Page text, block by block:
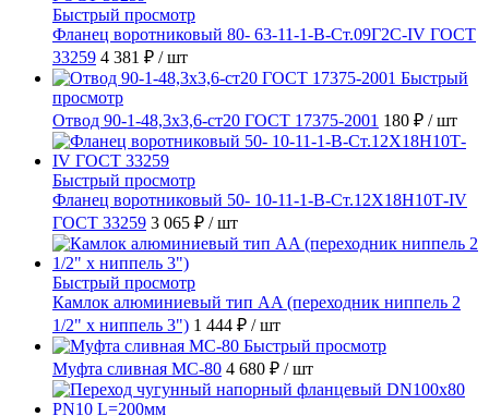
Быстрый просмотр
Фланец воротниковый 80- 63-11-1-B-Ст.09Г2С-IV ГОСТ
33259 4 381 ₽ / шт
Быстрый
просмотр
Отвод 90-1-48,3х3,6-ст20 ГОСТ 17375-2001 180 ₽ / шт
Быстрый просмотр
Фланец воротниковый 50- 10-11-1-B-Ст.12Х18Н10Т-IV
ГОСТ 33259 3 065 ₽ / шт
Быстрый просмотр
Камлок алюминиевый тип AA (переходник ниппель 2
1/2" х ниппель 3") 1 444 ₽ / шт
Быстрый просмотр
Муфта сливная МС-80 4 680 ₽ / шт